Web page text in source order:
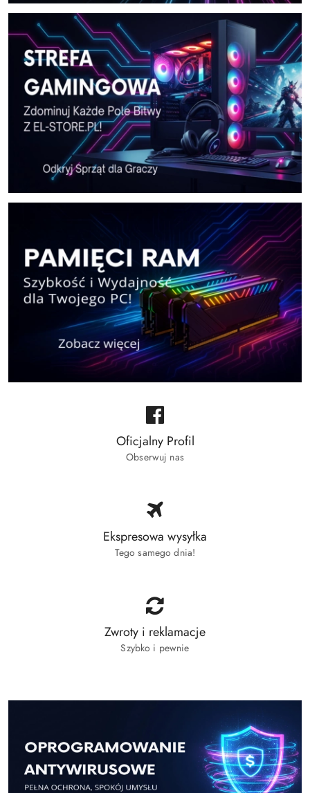
Oficjalny Profil
Obserwuj nas
Ekspresowa wysyłka
Tego samego dnia!
Zwroty i reklamacje
Szybko i pewnie